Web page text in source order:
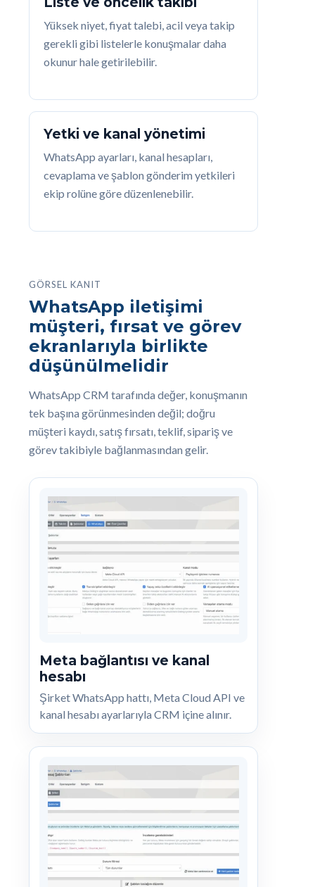
Yüksek niyet, fiyat talebi, acil veya takip
gerekli gibi listelerle konuşmalar daha
okunur hale getirilebilir.
Yetki ve kanal yönetimi
WhatsApp ayarları, kanal hesapları,
cevaplama ve şablon gönderim yetkileri
ekip rolüne göre düzenlenebilir.
GÖRSEL KANIT
WhatsApp iletişimi
müşteri, fırsat ve görev
ekranlarıyla birlikte
düşünülmelidir
WhatsApp CRM tarafında değer, konuşmanın
tek başına görünmesinden değil; doğru
müşteri kaydı, satış fırsatı, teklif, sipariş ve
görev takibiyle bağlanmasından gelir.
Meta bağlantısı ve kanal
hesabı
Şirket WhatsApp hattı, Meta Cloud API ve
kanal hesabı ayarlarıyla CRM içine alınır.